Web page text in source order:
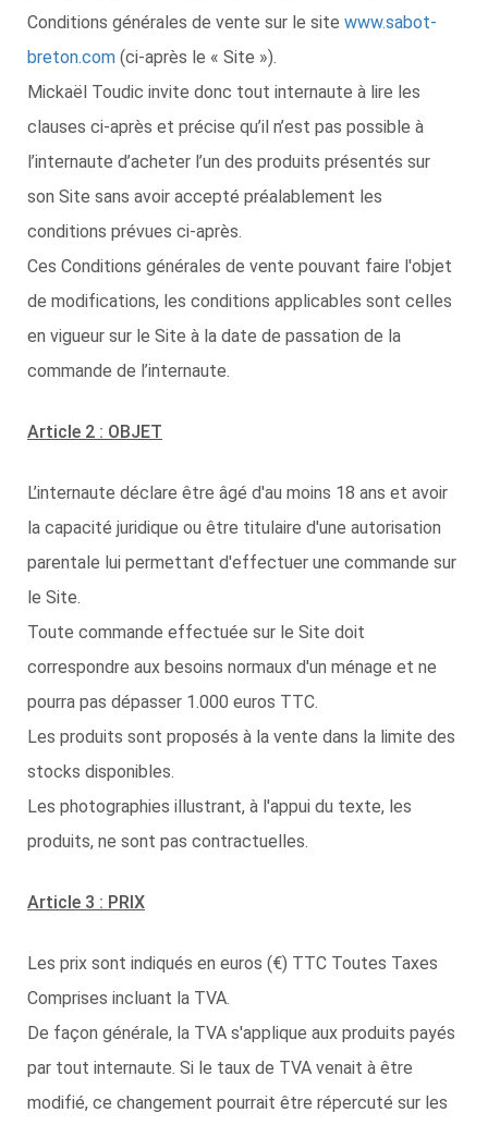
Conditions générales de vente sur le site www.sabot-
breton.com (ci-après le « Site »).
Mickaël Toudic invite donc tout internaute à lire les
clauses ci-après et précise qu’il n’est pas possible à
l’internaute d’acheter l’un des produits présentés sur
son Site sans avoir accepté préalablement les
conditions prévues ci-après.
Ces Conditions générales de vente pouvant faire l'objet
de modifications, les conditions applicables sont celles
en vigueur sur le Site à la date de passation de la
commande de l’internaute.
Article 2 : OBJET
L’internaute déclare être âgé d'au moins 18 ans et avoir
la capacité juridique ou être titulaire d'une autorisation
parentale lui permettant d'effectuer une commande sur
le Site.
Toute commande effectuée sur le Site doit
correspondre aux besoins normaux d'un ménage et ne
pourra pas dépasser 1.000 euros TTC.
Les produits sont proposés à la vente dans la limite des
stocks disponibles.
Les photographies illustrant, à l'appui du texte, les
produits, ne sont pas contractuelles.
Article 3 : PRIX
Les prix sont indiqués en euros (€) TTC Toutes Taxes
Comprises incluant la TVA.
De façon générale, la TVA s'applique aux produits payés
par tout internaute. Si le taux de TVA venait à être
modifié, ce changement pourrait être répercuté sur les